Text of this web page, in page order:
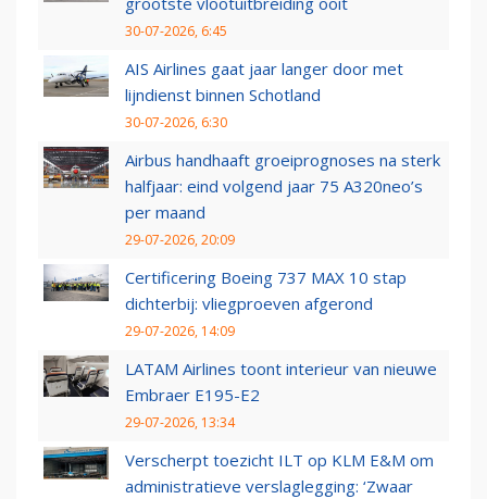
30-07-2026, 6:45
AIS Airlines gaat jaar langer door met
lijndienst binnen Schotland
30-07-2026, 6:30
Airbus handhaaft groeiprognoses na sterk
halfjaar: eind volgend jaar 75 A320neo’s
per maand
29-07-2026, 20:09
Certificering Boeing 737 MAX 10 stap
dichterbij: vliegproeven afgerond
29-07-2026, 14:09
LATAM Airlines toont interieur van nieuwe
Embraer E195-E2
29-07-2026, 13:34
Verscherpt toezicht ILT op KLM E&M om
administratieve verslaglegging: ‘Zwaar